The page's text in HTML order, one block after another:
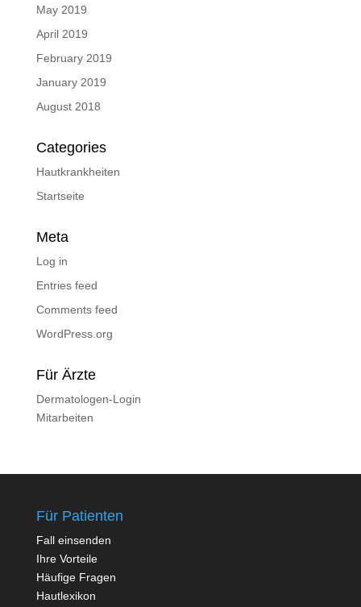
May 2019
April 2019
February 2019
January 2019
August 2018
Categories
Hautkrankheiten
Startseite
Meta
Log in
Entries feed
Comments feed
WordPress.org
Für Ärzte
Dermatologen-Login
Mitarbeiten
Für Patienten
Fall einsenden
Ihre Vorteile
Häufige Fragen
Hautlexikon